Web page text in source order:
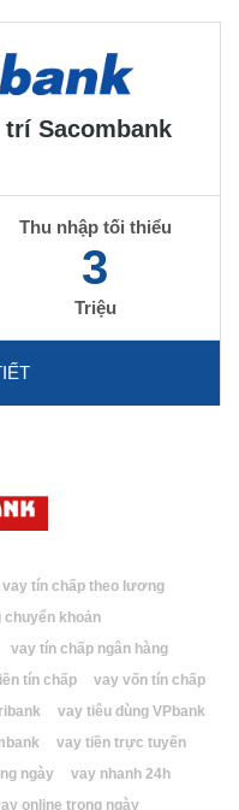
Sacombank
Thu nhập tối thiểu
3
Triệu
vay tín chấp theo lương
khoản
vay tín chấp ngân hàng
tín chấp
vay vốn tín chấp
vay tiêu dùng VPbank
vay tiền trực tuyến
ngày
vay nhanh 24h
online trong ngày